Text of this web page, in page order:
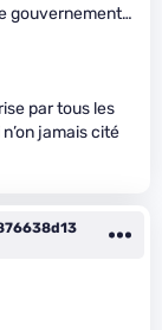
gouvernement…
par tous les
jamais cité